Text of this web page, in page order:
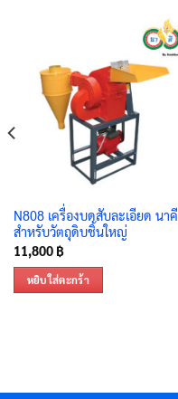
N808 เครื่องบดสับละเอียด นาคี
สำหรับวัตถุดิบชิ้นใหญ่
11,800 ฿
หยิบใส่ตะกร้า